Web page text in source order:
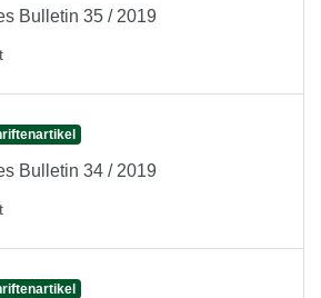
Bulletin 35 / 2019
Bulletin 34 / 2019